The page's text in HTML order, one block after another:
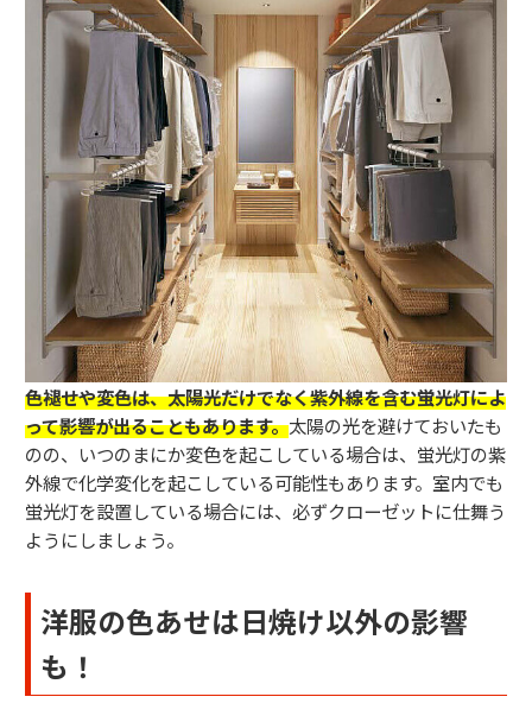
色褪せや変色は、太陽光だけでなく紫外線を含む蛍光灯によ
って影響が出ることもあります。太陽の光を避けておいたも
のの、いつのまにか変色を起こしている場合は、蛍光灯の紫
外線で化学変化を起こしている可能性もあります。室内でも
蛍光灯を設置している場合には、必ずクローゼットに仕舞う
ようにしましょう。
洋服の色あせは日焼け以外の影響
も！